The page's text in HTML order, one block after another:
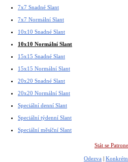
7x7 Snadné Slant
7x7 Normální Slant
10x10 Snadné Slant
10x10 Normální Slant
15x15 Snadné Slant
15x15 Normální Slant
20x20 Snadné Slant
20x20 Normální Slant
Speciální denní Slant
Speciální týdenní Slant
Speciální měsíční Slant
Stát se
Odezva |